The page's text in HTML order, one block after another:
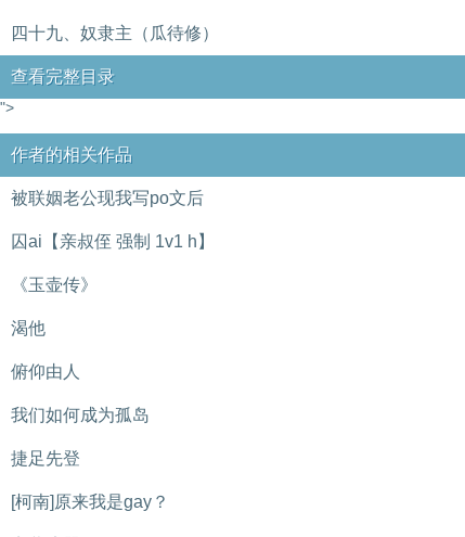
四十九、奴隶主（瓜待修）
查看完整目录
">
作者的相关作品
被联姻老公现我写po文后
囚ai【亲叔侄 强制 1v1 h】
《玉壶传》
渴他
俯仰由人
我们如何成为孤岛
捷足先登
[柯南]原来我是gay？